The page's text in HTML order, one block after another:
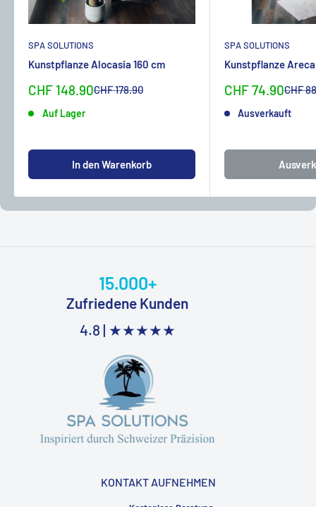
SPA SOLUTIONS
Kunstpflanze Alocasia 160 cm
Sonderpreis
CHF 148.90Normalpreis
CHF 178.90
Auf Lager
In den Warenkorb
SPA SOLUTIONS
Kunstpflanze Areca
Sonderpreis
CHF 74.90CHF
Ausverkauft
15.000+
Zufriedene Kunden
4.8 | ★★★★★
KONTAKT AUFNEHMEN